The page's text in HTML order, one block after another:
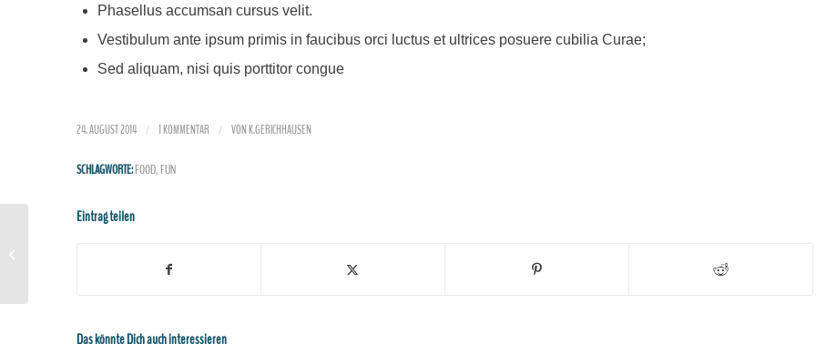
Phasellus accumsan cursus velit.
Vestibulum ante ipsum primis in faucibus orci luctus et ultrices posuere cubilia Curae;
Sed aliquam, nisi quis porttitor congue
24. AUGUST 2014 / 1 KOMMENTAR / VONK.GERICHHAUSEN
SCHLAGWORTE:FOOD,FUN
Eintrag teilen
Das könnte Dich auch interessieren